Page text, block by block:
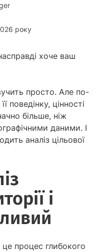
року
хоче ваш
просто. Але по-
поведінку, цінності
більше, ніж
даними. І
аналіз цільової
і
це процес глибокого